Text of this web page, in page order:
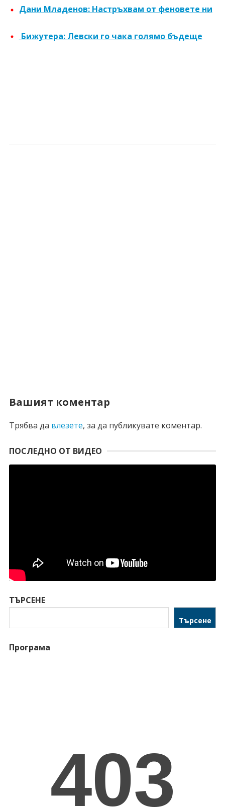
Дани Младенов: Настръхвам от феновете ни
Бижутера: Левски го чака голямо бъдеще
Вашият коментар
Трябва да влезете, за да публикувате коментар.
ПОСЛЕДНО ОТ ВИДЕО
ТЪРСЕНЕ
Търсене
Програма